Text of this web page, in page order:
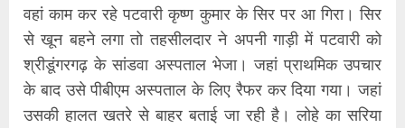
वहां काम कर रहे पटवारी कृष्ण कुमार के सिर पर आ गिरा। सिर
से खून बहने लगा तो तहसीलदार ने अपनी गाड़ी में पटवारी को
श्रीडूंगरगढ़ के सांडवा अस्पताल भेजा। जहां प्राथमिक उपचार
के बाद उसे पीबीएम अस्पताल के लिए रैफर कर दिया गया। जहां
उसकी हालत खतरे से बाहर बताई जा रही है। लोहे का सरिया